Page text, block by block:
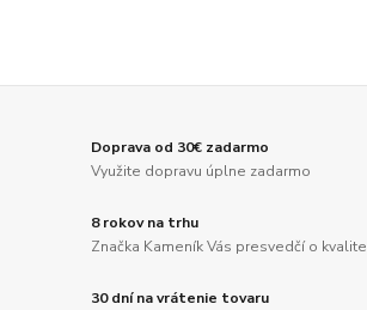
Doprava od 30€ zadarmo
Využite dopravu úplne zadarmo
8 rokov na trhu
Značka Kameník Vás presvedčí o kvalite
30 dní na vrátenie tovaru